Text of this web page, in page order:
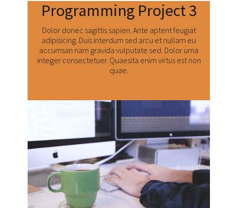
Programming Project 3
Dolor donec sagittis sapien. Ante aptent feugiat
adipisicing. Duis interdum sed arcu et nullam eu
accumsan nam gravida vulputate sed. Dolor urna
integer consectetuer. Quaesita enim virtus est non
quae.